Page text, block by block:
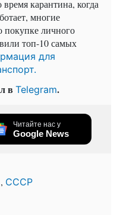
карантина, когда
многие
покупке личного
топ-10 самых
для
в Telegram.
Читайте нас у
Google News
, СССР